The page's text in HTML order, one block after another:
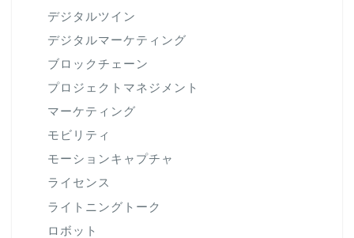
デジタルツイン
デジタルマーケティング
ブロックチェーン
プロジェクトマネジメント
マーケティング
モビリティ
モーションキャプチャ
ライセンス
ライトニングトーク
ロボット